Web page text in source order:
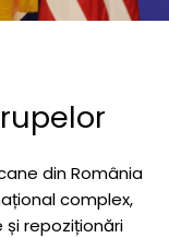
din România
complex,
repoziționări